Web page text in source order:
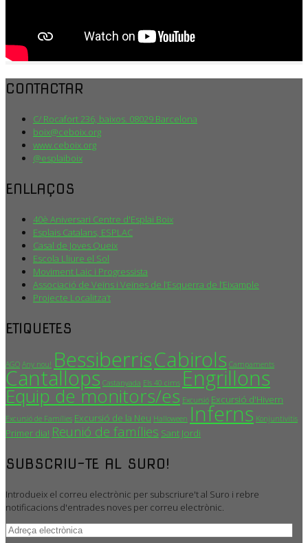
CONTACTAR
C/ Rocafort 236, baixos. 08029 Barcelona
boix@ceboix.org
www.ceboix.org
@esplaiboix
ENLLAÇOS
40è Aniversari Centre d'Esplai Boix
Esplais Catalans, ESPLAC
Casal de Joves Queix
Escola Lliure el Sol
Moviment Laic i Progressista
Associació de Veïns i Veïnes de l’Esquerra de l’Eixample
Projecte Localitza’t
ETIQUETES
AGO Any nou! BessiberrisCabirols Campaments
Cantallops Castanyada Els 40 cims Engrillons
Equip de monitors/es Excursió Excursió d'Hivern
Excursió de Famílies Excursió de la Neu Halloween Inferns Konjuntivitis
Primer dia! Reunió de famílies Sant Jordi
SUBSCRIU-TE AL SURO!
Introdueix el correu electrònic per subscriure't al Suro i rebre
notificacions d'entrades noves per correu electrònic.
Adreça